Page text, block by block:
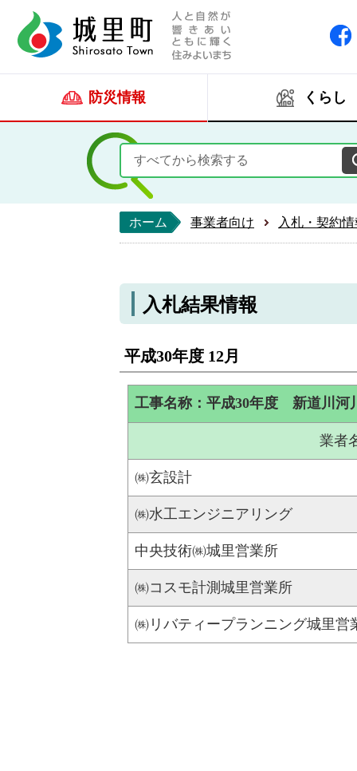
防災情報 くらし
ホーム 事業者向け 入札・契約
入札結果情報
平成30年度 12月
工事名称：平成30年度 新道川河
業者
㈱玄設計
㈱水工エンジニアリング
中央技術㈱城里営業所
㈱コスモ計測城里営業所
㈱リバティープランニング城里営